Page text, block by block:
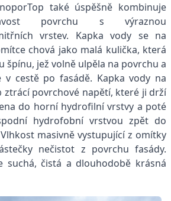
také úspěšně kombinuje
povrchu s výraznou
vrstev. Kapka vody se na
chová jako malá kulička, která
špínu, jež volně ulpěla na povrchu a
v cestě po fasádě. Kapka vody na
ztrácí povrchové napětí, které ji drží
do horní hydrofilní vrstvy a poté
hydrofobní vrstvou zpět do
masivně vystupující z omítky
nečistot z povrchu fasády.
suchá, čistá a dlouhodobě krásná